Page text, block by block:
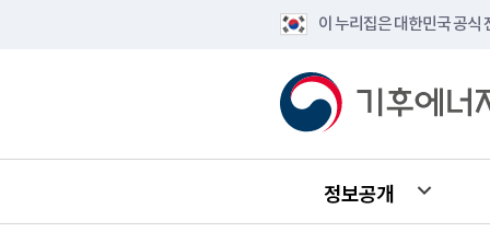
이 누리집은 대한민국 공식
정보공개